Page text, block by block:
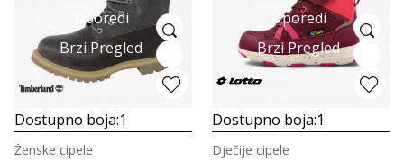
Uporedi
Brzi Pregled
Dostupno boja:1
Ženske cipele
Uporedi
Brzi Pregled
Dostupno boja:1
Dječije cipele